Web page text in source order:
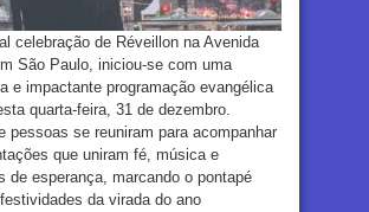
celebração de Réveillon na Avenida
São Paulo, iniciou-se com uma
e impactante programação evangélica
quarta-feira, 31 de dezembro.
pessoas se reuniram para acompanhar
que uniram fé, música e
de esperança, marcando o pontapé
da virada do ano